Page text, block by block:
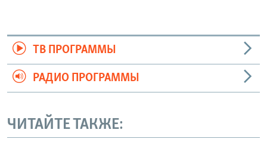
ТВ ПРОГРАММЫ
РАДИО ПРОГРАММЫ
ЧИТАЙТЕ ТАКЖЕ: